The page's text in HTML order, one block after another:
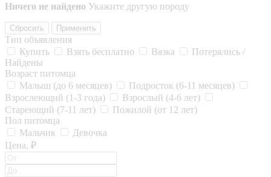
Ничего не найдено Укажите другую породу
Сбросить Применить
Тип объявления
Купить
Взять бесплатно Вязка
Потерялись /
Найдены
Возраст питомца
Малыш (до 6 месяцев)
Подросток (6-11 месяцев)
Взрослеющий (1-3 года)
Взрослый (4-6 лет)
Стареющий (7-11 лет)
Пожилой (от 12 лет)
Пол питомца
Мальчик
Девочка
Цена, ₽